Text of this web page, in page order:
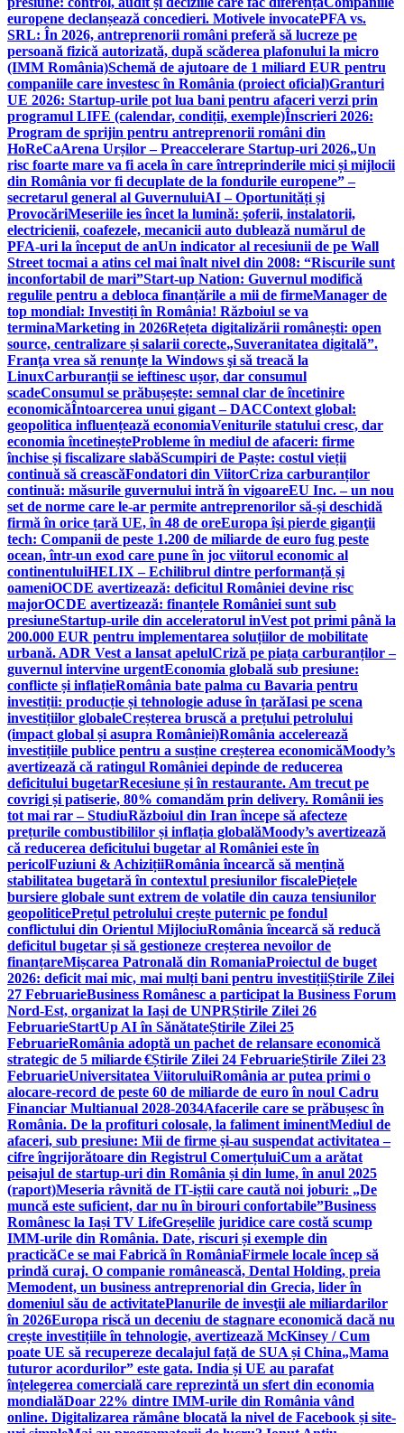
europene declanșează concedieri. Motivele invocatePFA vs.
SRL: În 2026, antreprenorii români preferă să lucreze pe
persoană fizică autorizată, după scăderea plafonului la micro
(IMM România)Schemă de ajutoare de 1 miliard EUR pentru
companiile care investesc în România (proiect oficial)Granturi
UE 2026: Startup-urile pot lua bani pentru afaceri verzi prin
programul LIFE (calendar, condiții, exemple)Înscrieri 2026:
Program de sprijin pentru antreprenorii români din
HoReCaArena Urșilor – Preaccelerare Startup-uri 2026„Un
risc foarte mare va fi acela în care întreprinderile mici și mijlocii
din România vor fi decuplate de la fondurile europene” –
secretarul general al GuvernuluiAI – Oportunități și
ProvocăriMeseriile ies încet la lumină: şoferii, instalatorii,
electricienii, coafezele, mecanicii auto dublează numărul de
PFA-uri la început de anUn indicator al recesiunii de pe Wall
Street tocmai a atins cel mai înalt nivel din 2008: “Riscurile sunt
inconfortabil de mari”Start-up Nation: Guvernul modifică
regulile pentru a debloca finanțările a mii de firmeManager de
top mondial: Investiți în România! Războiul se va
terminaMarketing in 2026Rețeta digitalizării românești: open
source, centralizare și salarii corecte„Suveranitatea digitală”.
Franţa vrea să renunţe la Windows şi să treacă la
LinuxCarburanții se ieftinesc ușor, dar consumul
scadeConsumul se prăbușește: semnal clar de încetinire
economicăÎntoarcerea unui gigant – DACContext global:
geopolitica influențează economiaVeniturile statului cresc, dar
economia încetineșteProbleme în mediul de afaceri: firme
închise și fiscalizare slabăScumpiri de Paște: costul vieții
continuă să creascăFondatori din ViitorCriza carburanților
continuă: măsurile guvernului intră în vigoareEU Inc. – un nou
set de norme care le-ar permite antreprenorilor să-și deschidă
firmă în orice țară UE, în 48 de oreEuropa îşi pierde giganţii
tech: Companii de peste 1.200 de miliarde de euro fug peste
ocean, într-un exod care pune în joc viitorul economic al
continentuluiHELIX – Echilibrul dintre performanță și
oameniOCDE avertizează: deficitul României devine risc
majorOCDE avertizează: finanțele României sunt sub
presiuneStartup-urile din acceleratorul inVest pot primi până la
200.000 EUR pentru implementarea soluțiilor de mobilitate
urbană. ADR Vest a lansat apelulCriză pe piața carburanților –
guvernul intervine urgentEconomia globală sub presiune:
conflicte și inflațieRomânia bate palma cu Bavaria pentru
investiții: producție și tehnologie aduse în țarăIasi pe scena
investițiilor globaleCreșterea bruscă a prețului petrolului
(impact global și asupra României)România accelerează
investițiile publice pentru a susține creșterea economicăMoody’s
avertizează că ratingul României depinde de reducerea
deficitului bugetarRecesiune și în restaurante. Am trecut pe
covrigi și patiserie, 80% comandăm prin delivery. Românii ies
tot mai rar – StudiuRăzboiul din Iran începe să afecteze
prețurile combustibililor și inflația globalăMoody’s avertizează
că reducerea deficitului bugetar al României este în
pericolFuziuni & AchizițiiRomânia încearcă să mențină
stabilitatea bugetară în contextul presiunilor fiscalePiețele
bursiere globale sunt extrem de volatile din cauza tensiunilor
geopoliticePrețul petrolului crește puternic pe fondul
conflictului din Orientul MijlociuRomânia încearcă să reducă
deficitul bugetar și să gestioneze creșterea nevoilor de
finanțareMișcarea Patronală din RomaniaProiectul de buget
2026: deficit mai mic, mai mulți bani pentru investițiiȘtirile Zilei
27 FebruarieBusiness Românesc a participat la Business Forum
Nord-Est, organizat la Iași de UNPRȘtirile Zilei 26
FebruarieStartUp AI în SănătateȘtirile Zilei 25
FebruarieRomânia adoptă un pachet de relansare economică
strategic de 5 miliarde €Știrile Zilei 24 FebruarieȘtirile Zilei 23
FebruarieUniversitatea ViitoruluiRomânia ar putea primi o
alocare-record de peste 60 de miliarde de euro în noul Cadru
Financiar Multianual 2028-2034Afacerile care se prăbușesc în
România. De la profituri colosale, la faliment iminentMediul de
afaceri, sub presiune: Mii de firme și-au suspendat activitatea –
cifre îngrijorătoare din Registrul ComerțuluiCum a arătat
peisajul de startup-uri din România și din lume, în anul 2025
(raport)Meseria râvnită de IT-iștii care caută noi joburi: „De
muncă este suficient, dar nu în birouri confortabile”Business
Românesc la Iași TV LifeGreșelile juridice care costă scump
IMM-urile din România. Date, riscuri și exemple din
practicăCe se mai Fabrică în RomâniaFirmele locale încep să
prindă curaj. O companie românească, Dental Holding, preia
Memodent, un business antreprenorial din Grecia, lider în
domeniul său de activitatePlanurile de invesţii ale miliardarilor
în 2026Europa riscă un deceniu de stagnare economică dacă nu
crește investițiile în tehnologie, avertizează McKinsey / Cum
poate UE să recupereze decalajul față de SUA și China„Mama
tuturor acordurilor” este gata. India și UE au parafat
înțelegerea comercială care reprezintă un sfert din economia
mondialăDoar 22% dintre IMM-urile din România vând
online. Digitalizarea rămâne blocată la nivel de Facebook și site-